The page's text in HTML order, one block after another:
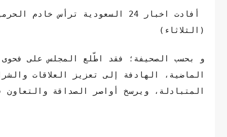
أفادت اخبار 24 السعودية ترأس
(الثلاثاء)
و بحسب الصحيفة؛ فقد اطّلع المجلس على
الماضية، الهادفة إلى تعزيز العلاقات
المتبادلة، ويرسخ أواصر الصداقة والتعاون